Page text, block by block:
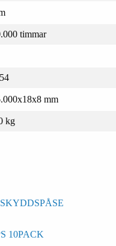
timmar
mm
kg
10PACK